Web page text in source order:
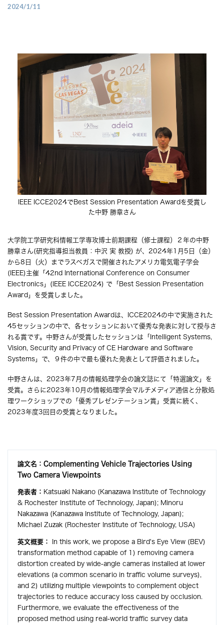
2024/1/11
IEEE ICCE2024でBest Session Presentation Awardを受賞し
た中野 勝章さん
大学院工学研究科情報工学専攻博士前期課程（修士課程）２年の中野
勝章さん(研究指導担当教員：中沢 実 教授) が、2024年1月5日（金）
から8日（火）までラスベガスで開催されたアメリカ電気電子学会
(IEEE)主催「42nd International Conference on Consumer
Electronics」(IEEE ICCE2024) で「Best Session Presentation
Award」を受賞しました。
Best Session Presentation Awardは、ICCE2024の中で実施された
45セッションの中で、各セッションにおいて優秀な発表に対して授与さ
れる賞です。中野さんが受賞したセッションは「Intelligent Systems,
Vision, Security and Privacy of CE Hardware and Software
Systems」で、９件の中で最も優れた発表として評価されました。
中野さんは、2023年7月の情報処理学会の論文誌にて「特選論文」を
受賞。さらに2023年10月の情報処理学会マルチメディア通信と分散処
理ワークショップでの「優秀プレゼンテーション賞」受賞に続く、
2023年度3回目の受賞となりました。
論文名：Complementing Vehicle Trajectories Using
Two Camera Viewpoints
発表者： Katsuaki Nakano (Kanazawa Institute of Technology
& Rochester Institute of Technology, Japan); Minoru
Nakazawa (Kanazawa Institute of Technology, Japan);
Michael Zuzak (Rochester Institute of Technology, USA)
英文概要：
In this work, we propose a Bird's Eye View (BEV)
transformation method capable of 1) removing camera
distortion created by wide-angle cameras installed at lower
elevations (a common scenario in traffic volume surveys),
and 2) utilizing multiple viewpoints to complement object
trajectories to reduce accuracy loss caused by occlusion.
Furthermore, we evaluate the effectiveness of the
proposed method using real-world traffic survey data